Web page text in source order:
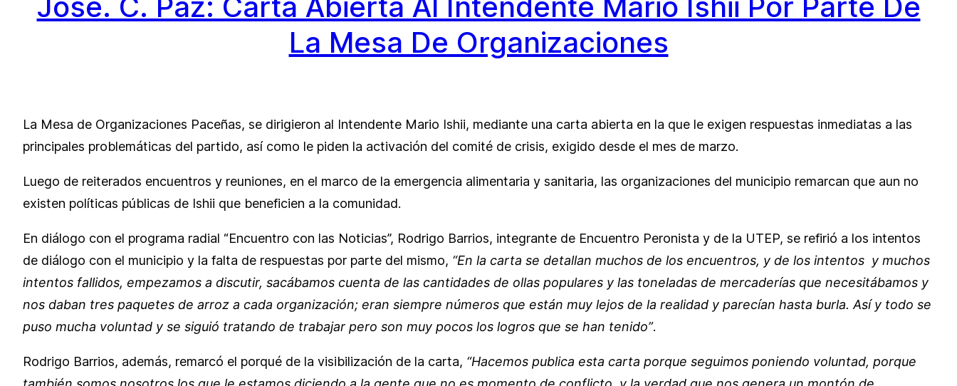
La Mesa De Organizaciones
La Mesa de Organizaciones Paceñas, se dirigieron al Intendente Mario Ishii, mediante una carta abierta en la que le exigen respuestas inmediatas a las
principales problemáticas del partido, así como le piden la activación del comité de crisis, exigido desde el mes de marzo.
Luego de reiterados encuentros y reuniones, en el marco de la emergencia alimentaria y sanitaria, las organizaciones del municipio remarcan que aun no
existen políticas públicas de Ishii que beneficien a la comunidad.
En diálogo con el programa radial “Encuentro con las Noticias”, Rodrigo Barrios, integrante de Encuentro Peronista y de la UTEP, se refirió a los intentos
de diálogo con el municipio y la falta de respuestas por parte del mismo, “En la carta se detallan muchos de los encuentros, y de los intentos y muchos
intentos fallidos, empezamos a discutir, sacábamos cuenta de las cantidades de ollas populares y las toneladas de mercaderías que necesitábamos y
nos daban tres paquetes de arroz a cada organización; eran siempre números que están muy lejos de la realidad y parecían hasta burla. Así y todo se
puso mucha voluntad y se siguió tratando de trabajar pero son muy pocos los logros que se han tenido”.
Rodrigo Barrios, además, remarcó el porqué de la visibilización de la carta, “Hacemos publica esta carta porque seguimos poniendo voluntad, porque